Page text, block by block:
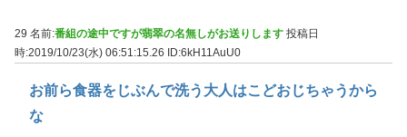
29 名前:番組の途中ですが翡翠の名無しがお送りします 投稿日
時:2019/10/23(水) 06:51:15.26 ID:6kH11AuU0
お前ら食器をじぶんで洗う大人はこどおじちゃうから
な